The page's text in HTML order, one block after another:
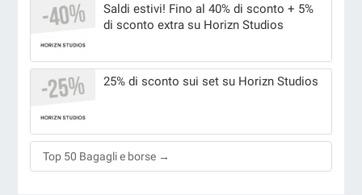
Saldi estivi! Fino al 40% di sconto + 5%
di sconto extra su Horizn Studios
25% di sconto sui set su Horizn Studios
Top 50 Bagagli e borse →